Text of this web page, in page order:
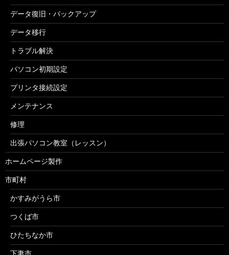
データ復旧・バックアップ
データ移行
トラブル解決
パソコン初期設定
プリンタ接続設定
メンテナンス
修理
出張パソコン教室（レッスン）
ホームページ製作
市町村
かすみがうら市
つくば市
ひたちなか市
下妻市